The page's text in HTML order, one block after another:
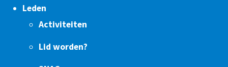
Leden
Activiteiten
Lid worden?